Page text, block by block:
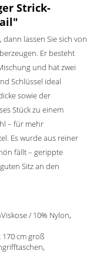
Strick-
lassen Sie sich von
Er besteht
und hat zwei
Schlüssel ideal
sowie der
Stück zu einem
– für mehr
Es wurde aus reiner
fällt – gerippte
Sitz an den
/ 10% Nylon,
cm groß